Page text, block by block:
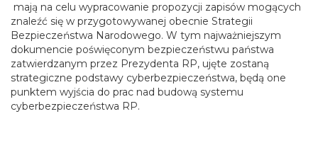
mają na celu wypracowanie propozycji zapisów mogących
znaleźć się w przygotowywanej obecnie Strategii
Bezpieczeństwa Narodowego. W tym najważniejszym
dokumencie poświęconym bezpieczeństwu państwa
zatwierdzanym przez Prezydenta RP, ujęte zostaną
strategiczne podstawy cyberbezpieczeństwa, będą one
punktem wyjścia do prac nad budową systemu
cyberbezpieczeństwa RP.